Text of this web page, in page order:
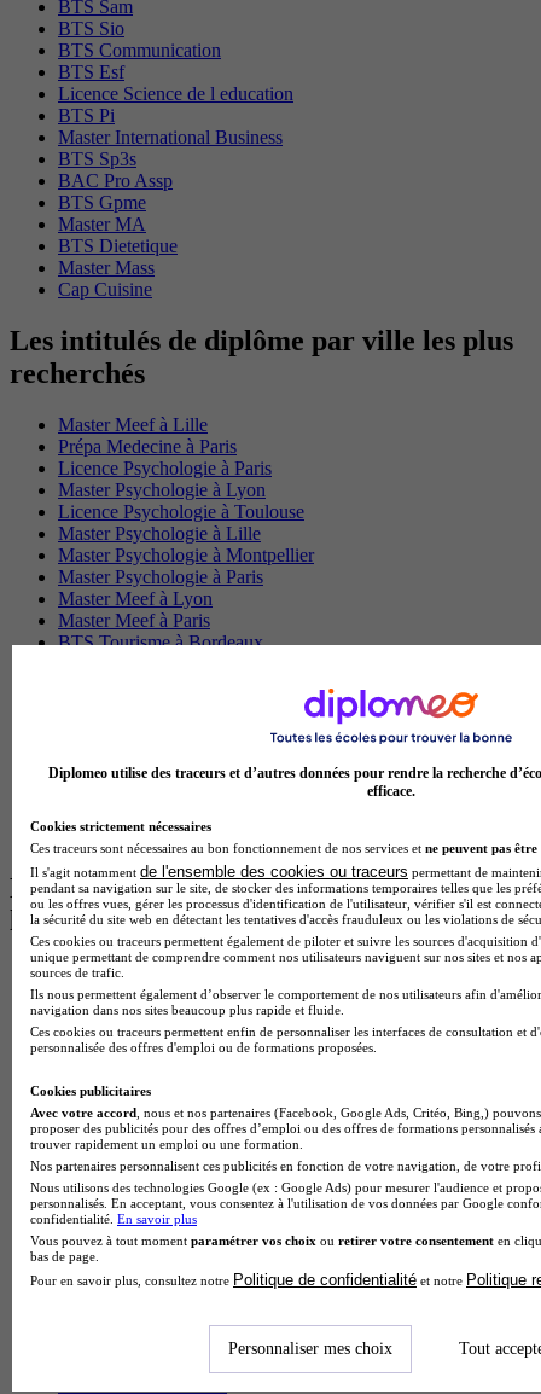
BTS Sam
BTS Sio
BTS Communication
BTS Esf
Licence Science de l education
BTS Pi
Master International Business
BTS Sp3s
BAC Pro Assp
BTS Gpme
Master MA
BTS Dietetique
Master Mass
Cap Cuisine
Les intitulés de diplôme par ville les plus
recherchés
Master Meef à Lille
Prépa Medecine à Paris
Licence Psychologie à Paris
Master Psychologie à Lyon
Licence Psychologie à Toulouse
Master Psychologie à Lille
Master Psychologie à Montpellier
Master Psychologie à Paris
Master Meef à Lyon
Master Meef à Paris
BTS Tourisme à Bordeaux
BTS Communication à Bordeaux
BTS Ndrc à Lyon
Les intitulés de diplôme par alternance
les plus recherchés
BTS Esf en alternance
BTS Dietetique en alternance
BTS Mco en alternance
BTS Pi en alternance
BTS Sp3s en alternance
BTS Ndrc en alternance
BTS Sam en alternance
Cap Fleuriste en alternance
BTS Sio en alternance
MSc Marketing Digital en alternance
BTS Gpme en alternance
Cap Electricien en alternance
BTS Gpn en alternance
BTS Domotique en alternance
Diplomeo utilise des traceurs et d’autres données pour rendre la recherche
efficace.
Cookies strictement nécessaires
Ces traceurs sont nécessaires au bon fonctionnement de nos services et ne peuvent pas être
Il s'agit notamment de l'ensemble des cookies ou traceurs permettant de
pendant sa navigation sur le site, de stocker des informations temporaires telles que les
ou les offres vues, gérer les processus d'identification de l'utilisateur, vérifier s'il est
la sécurité du site web en détectant les tentatives d'accès frauduleux ou les violations de
Ces cookies ou traceurs permettent également de piloter et suivre les sources d'acquisition
unique permettant de comprendre comment nos utilisateurs naviguent sur nos sites et nos
sources de trafic.
Ils nous permettent également d’observer le comportement de nos utilisateurs afin
navigation dans nos sites beaucoup plus rapide et fluide.
Ces cookies ou traceurs permettent enfin de personnaliser les interfaces de consultation et
personnalisée des offres d'emploi ou de formations proposées.
Cookies publicitaires
Avec votre accord , nous et nos partenaires (Facebook, Google Ads, Critéo, Bing,)
proposer des publicités pour des offres d’emploi ou des offres de formations
trouver rapidement un emploi ou une formation.
Nos partenaires personnalisent ces publicités en fonction de votre navigation, de votre
Nous utilisons des technologies Google (ex : Google Ads) pour mesurer l'audience et
personnalisés. En acceptant, vous consentez à l'utilisation de vos données par Google
confidentialité. En savoir plus
Vous pouvez à tout moment paramétrer vos choix ou retirer votre consentement en
bas de page.
Pour en savoir plus, consultez notre Politique de confidentialité et notre Politique
Personnaliser mes choix Tout